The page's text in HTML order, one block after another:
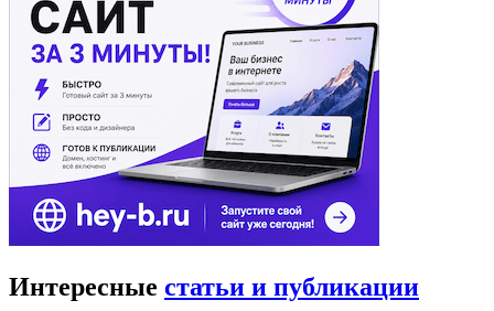
Интересные статьи и публикации